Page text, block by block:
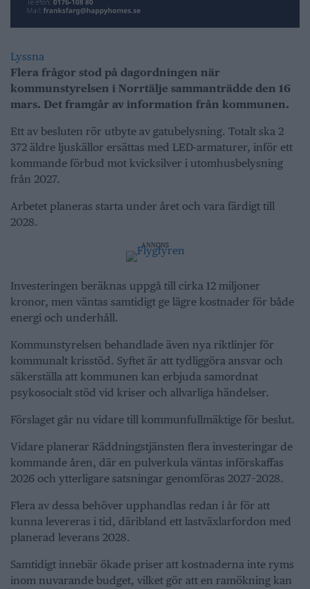
Lyssna
Flera frågor stod på dagordningen när
kommunstyrelsen i Norrtälje sammanträdde den 16
mars. Det framgår av information från kommunen.
Ett av besluten rör utbyte av gatubelysning. Totalt ska 2
372 äldre ljuskällor ersättas med LED-armaturer, inför ett
kommande förbud mot kvicksilver i utomhusbelysning
från 2027.
Arbetet planeras starta under året och vara färdigt till
2028.
ANNONS
Investeringen beräknas uppgå till cirka 12 miljoner
kronor, men väntas samtidigt ge lägre kostnader för både
energi och underhåll.
Kommunstyrelsen behandlade även nya riktlinjer för
kommunalt krisstöd. Syftet är att tydliggöra ansvar och
säkerställa att kommunen kan erbjuda samordnat
psykosocialt stöd vid kriser och allvarliga händelser.
Förslaget går nu vidare till kommunfullmäktige för beslut.
Vidare planerar Räddningstjänsten flera investeringar de
kommande åren, där en pulverkula väntas införskaffas
2026 och ytterligare satsningar genomföras 2027–2028.
Flera av dessa behöver upphandlas redan i år för att
kunna levereras i tid, däribland ett lastväxlarfordon med
planerad leverans 2028.
Samtidigt innebär ökade priser att kostnaderna inte ryms
inom nuvarande budget, vilket gör att en ramökning kan